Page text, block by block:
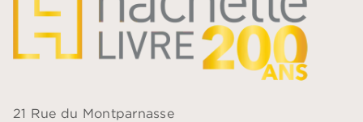
21 Rue du Montparnasse